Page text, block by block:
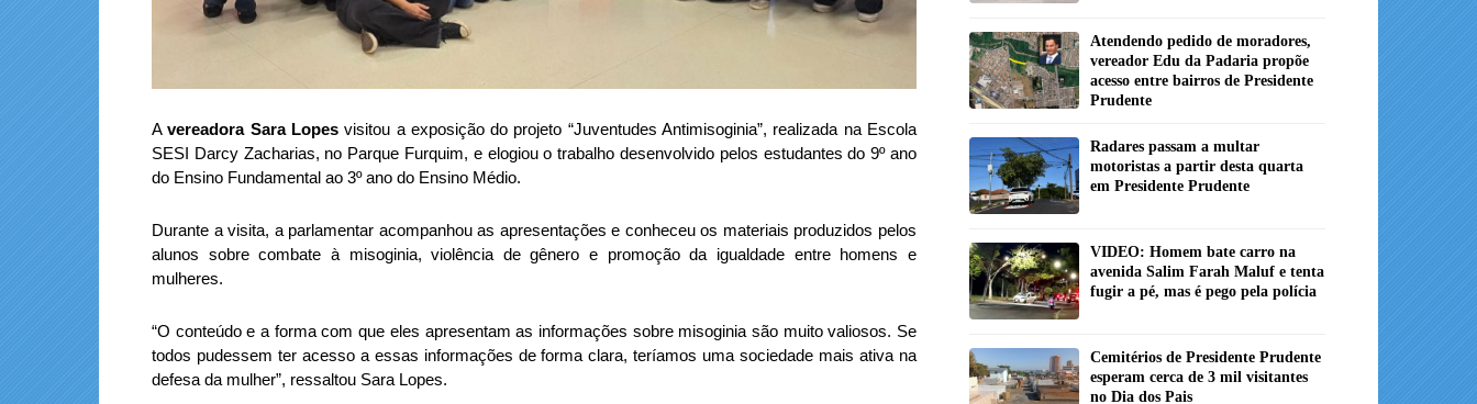
Avereadora Sara Lopesvisitou a exposição do projeto “Juventudes Antimisoginia”, realizada na Escola
SESI Darcy Zacharias, no Parque Furquim, e elogiou o trabalho desenvolvido pelos estudantes do 9º ano
do Ensino Fundamental ao 3º ano do Ensino Médio.
Durante a visita, a parlamentar acompanhou as apresentações e conheceu os materiais produzidos pelos
alunos sobre combate à misoginia, violência de gênero e promoção da igualdade entre homens e
mulheres.
“O conteúdo e a forma com que eles apresentam as informações sobre misoginia são muito valiosos. Se
todos pudessem ter acesso a essas informações de forma clara, teríamos uma sociedade mais ativa na
defesa da mulher”, ressaltou Sara Lopes.
Atendendo pedido de moradores,
vereador Edu da Padaria propõe
acesso entre bairros de Presidente
Prudente
Radares passam a multar
motoristas a partir desta quarta
em Presidente Prudente
VIDEO: Homem bate carro na
avenida Salim Farah Maluf e tenta
fugir a pé, mas é pego pela polícia
Cemitérios de Presidente Prudente
esperam cerca de 3 mil visitantes
no Dia dos Pais